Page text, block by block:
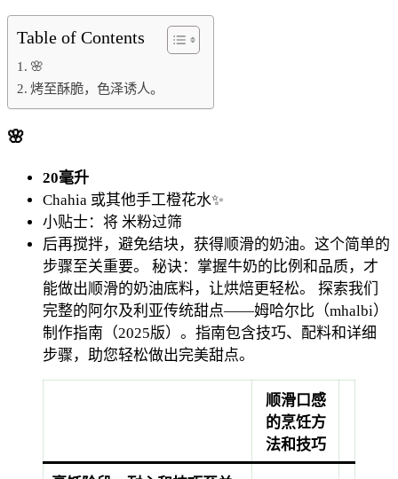
Table of Contents
🌸
烤至酥脆，色泽诱人。
🌸
20毫升
Chahia 或其他手工橙花水✨
小贴士：将 米粉过筛
后再搅拌，避免结块，获得顺滑的奶油。这个简单的
步骤至关重要。 秘诀：掌握牛奶的比例和品质，才
能做出顺滑的奶油底料，让烘焙更轻松。
探索我们
完整的阿尔及利亚传统甜点——姆哈尔比（mhalbi）
制作指南（2025版）。指南包含技巧、配料和详细
步骤，助您轻松做出完美甜点。
顺滑口感
的烹饪方
法和技巧